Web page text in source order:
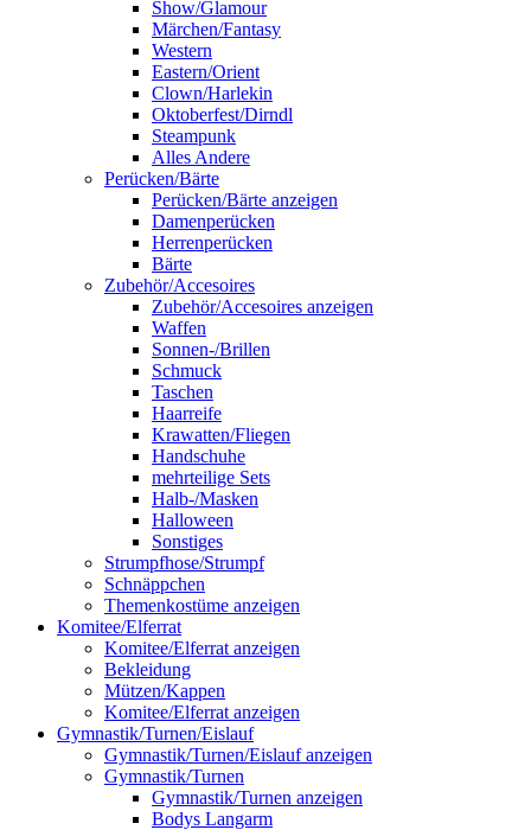
Show/Glamour
Märchen/Fantasy
Western
Eastern/Orient
Clown/Harlekin
Oktoberfest/Dirndl
Steampunk
Alles Andere
Perücken/Bärte
Perücken/Bärte anzeigen
Damenperücken
Herrenperücken
Bärte
Zubehör/Accesoires
Zubehör/Accesoires anzeigen
Waffen
Sonnen-/Brillen
Schmuck
Taschen
Haarreife
Krawatten/Fliegen
Handschuhe
mehrteilige Sets
Halb-/Masken
Halloween
Sonstiges
Strumpfhose/Strumpf
Schnäppchen
Themenkostüme anzeigen
Komitee/Elferrat
Komitee/Elferrat anzeigen
Bekleidung
Mützen/Kappen
Komitee/Elferrat anzeigen
Gymnastik/Turnen/Eislauf
Gymnastik/Turnen/Eislauf anzeigen
Gymnastik/Turnen
Gymnastik/Turnen anzeigen
Bodys Langarm